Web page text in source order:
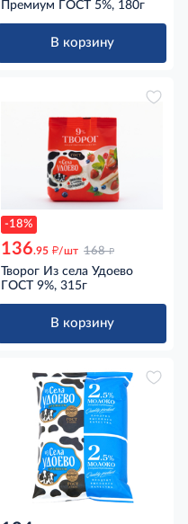
Премиум ГОСТ 5%, 180г
В корзину
-18%
136.95 д/шт 168 д
Творог Из села Удоево
ГОСТ 9%, 315г
В корзину